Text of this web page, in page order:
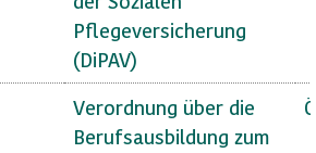
Pflegeversicherung
(DiPAV)
Verordnung über die
Berufsausbildung zum